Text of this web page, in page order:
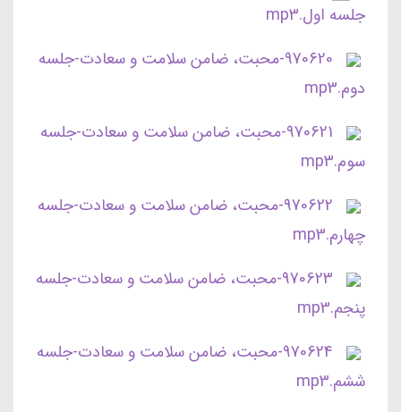
جلسه اول.mp3
970620-محبت، ضامن سلامت و سعادت-جلسه
دوم.mp3
970621-محبت، ضامن سلامت و سعادت-جلسه
سوم.mp3
970622-محبت، ضامن سلامت و سعادت-جلسه
چهارم.mp3
970623-محبت، ضامن سلامت و سعادت-جلسه
پنجم.mp3
970624-محبت، ضامن سلامت و سعادت-جلسه
ششم.mp3